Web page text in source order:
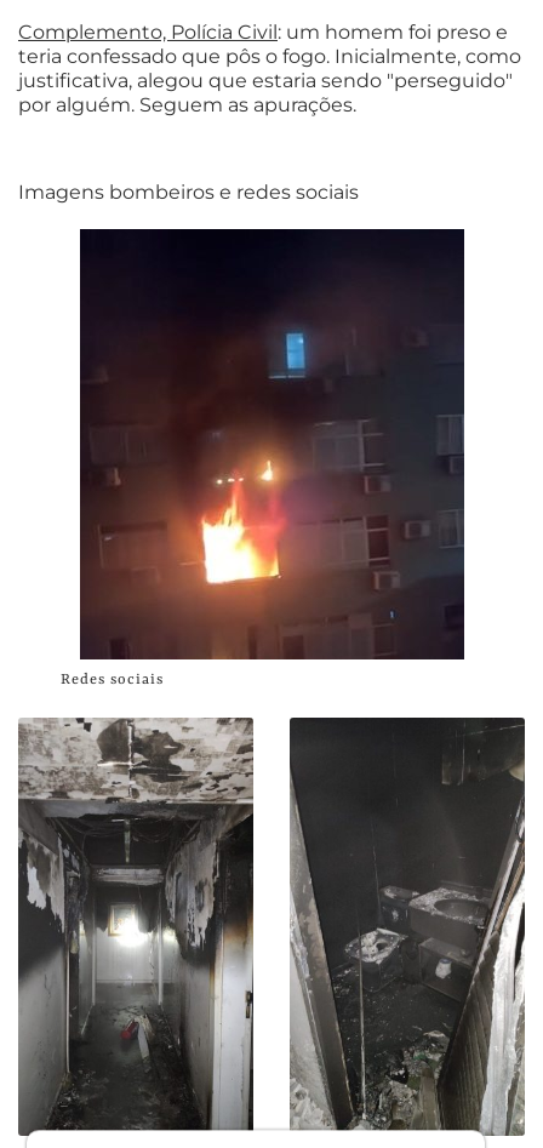
Complemento, Polícia Civil: um homem foi preso e
teria confessado que pôs o fogo. Inicialmente, como
justificativa, alegou que estaria sendo "perseguido"
por alguém. Seguem as apurações.
Imagens bombeiros e redes sociais
Redes sociais